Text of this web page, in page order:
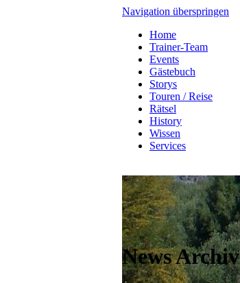
Navigation überspringen
Home
Trainer-Team
Events
Gästebuch
Storys
Touren / Reise
Rätsel
History
Wissen
Services
News Archiv